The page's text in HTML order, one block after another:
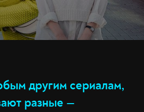
другим сериалам,
разные —